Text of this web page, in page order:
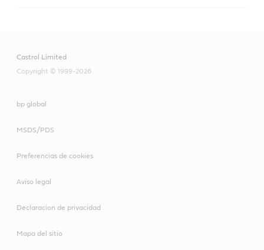
Castrol Limited
Copyright © 1999-2026
bp global
MSDS/PDS
Preferencias de cookies
Aviso legal
Declaracion de privacidad
Mapa del sitio